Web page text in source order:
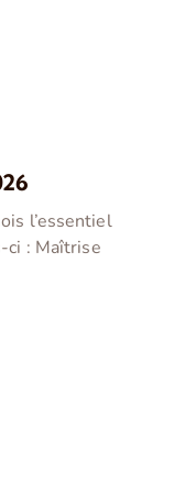
l’essentiel
ci : Maîtrise